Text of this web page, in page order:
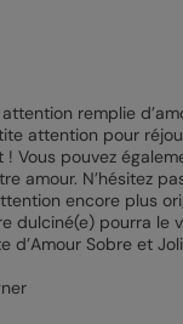
remplie
attention pour
! Vous pouvez
amour. N’hésitez
encore plus
dulciné(e) pourra le
d’Amour Sobre et